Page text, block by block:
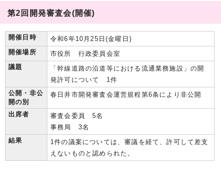
第2回開発審査会(開催)
開催日時
令和6年10月25日(金曜日)
開催場所
市役所 行政委員会室
議題
「幹線道路の沿道等における流通業務施設」の開
発許可について 1件
公開・非公
開の別
春日井市開発審査会運営規程第6条により非公開
出席者
審査会委員 5名
事務局 3名
結果
1件の議案については、審議を経て、許可して差支
えないものと認められた。